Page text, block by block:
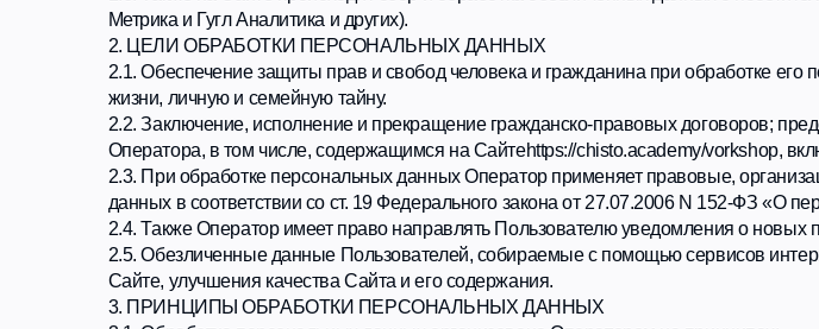
2.3. При обработке персональных данных Оператор применяет правовые, организационные и
данных в соответствии со ст. 19 Федерального закона от 27.07.2006 N 152-ФЗ «О персональных
2.4. Также Оператор имеет право направлять Пользователю уведомления о новых продуктах
2.5. Обезличенные данные Пользователей, собираемые с помощью сервисов интернет-
Сайте, улучшения качества Сайта и его содержания.
3. ПРИНЦИПЫ ОБРАБОТКИ ПЕРСОНАЛЬНЫХ ДАННЫХ
3.1. Обработка персональных данных организована Оператором на принципах:
3.1.1. Законности целей и способов обработки персональных данных, добросовестности и
3.1.2. Достоверности персональных данных, их достаточности для целей обработки,
целям, заявленным при сборе персональных данных.
3.1.3. Обработки только тех персональных данных, которые отвечают целям их обработки.
3.1.4. Обеспечения точности персональных данных, их достаточности, а в необходимых
данных. Оператор принимает необходимые меры либо обеспечивает их принятие по
3.1.5. Хранения персональных данных в форме, позволяющей определить субъекта